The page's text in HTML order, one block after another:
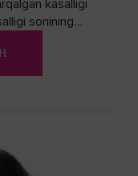
kasalligi
sonining